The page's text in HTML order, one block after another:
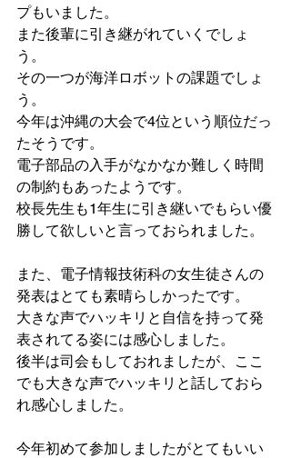
プもいました。
また後輩に引き継がれていくでしょ
う。
その一つが海洋ロボットの課題でしょ
う。
今年は沖縄の大会で4位という順位だっ
たそうです。
電子部品の入手がなかなか難しく時間
の制約もあったようです。
校長先生も1年生に引き継いでもらい優
勝して欲しいと言っておられました。
また、電子情報技術科の女生徒さんの
発表はとても素晴らしかったです。
大きな声でハッキリと自信を持って発
表されてる姿には感心しました。
後半は司会もしておれましたが、ここ
でも大きな声でハッキリと話しておら
れ感心しました。
今年初めて参加しましたがとてもいい